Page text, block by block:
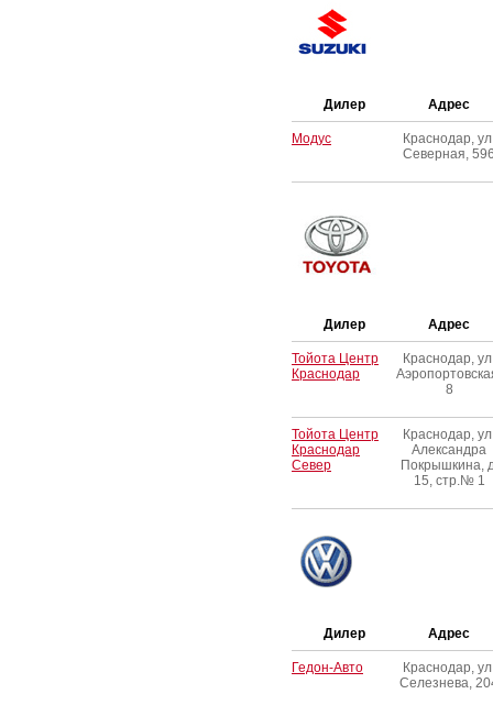
Дилер Адрес
Модус
Краснодар,
Северная,
Дилер Адрес
Тойота Центр
Краснодар
Краснодар,
8
Тойота Центр
Краснодар
Север
Краснодар,
Александра
Покрышкина,
15, стр.№ 1
Дилер Адрес
Гедон-Авто
Краснодар,
Селезнева,